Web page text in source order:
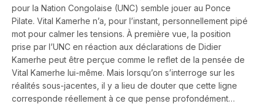
pour la Nation Congolaise (UNC) semble jouer au Ponce
Pilate. Vital Kamerhe n’a, pour l’instant, personnellement pipé
mot pour calmer les tensions. À première vue, la position
prise par l’UNC en réaction aux déclarations de Didier
Kamerhe peut être perçue comme le reflet de la pensée de
Vital Kamerhe lui-même. Mais lorsqu’on s’interroge sur les
réalités sous-jacentes, il y a lieu de douter que cette ligne
corresponde réellement à ce que pense profondément…